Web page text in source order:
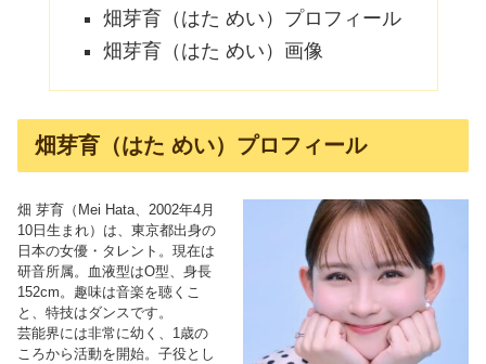
畑芽育（はた めい）プロフィール
畑芽育（はた めい）画像
畑芽育（はた めい）プロフィール
畑 芽育（Mei Hata、2002年4月
10日生まれ）は、東京都出身の
日本の女優・タレント。現在は
研音所属。血液型はO型、身長
152cm。趣味は音楽を聴くこ
と、特技はダンスです。
芸能界には非常に幼く、1歳の
ころから活動を開始。子役とし